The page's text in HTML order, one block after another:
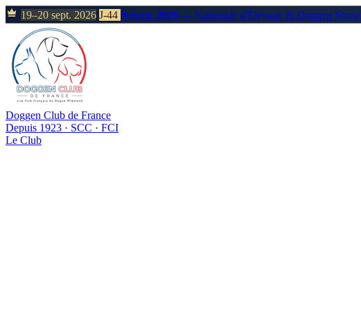
19–20 sept. 2026 J-44 Neuvic 2026 — Nationale d'Élevage & Doggen Show
Doggen Club de France
Depuis 1923 · SCC · FCI
Le Club